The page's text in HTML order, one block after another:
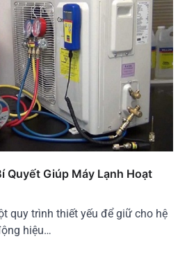
Quyết Giúp Máy Lạnh Hoạt
quy trình thiết yếu để giữ cho hệ
hiệu…